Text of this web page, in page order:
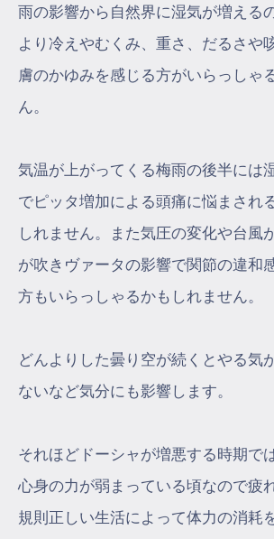
雨の影響から自然界に湿気が増える
より冷えやむくみ、重さ、だるさや
膚のかゆみを感じる方がいらっしゃ
ん。
気温が上がってくる梅雨の後半には
でピッタ増加による頭痛に悩まされ
しれません。また気圧の変化や台風
が吹きヴァータの影響で関節の違和
方もいらっしゃるかもしれません。
どんよりした曇り空が続くとやる気
ないなど気分にも影響します。
それほどドーシャが増悪する時期で
心身の力が弱まっている頃なので疲
規則正しい生活によって体力の消耗